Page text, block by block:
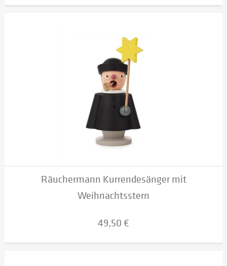
Räuchermann Kurrendesänger mit
Weihnachtsstern
49,50 €